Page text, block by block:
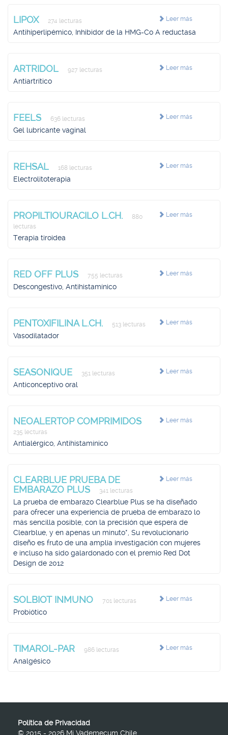
Leer más
LIPOX 274 lecturas
Antihiperlipémico, Inhibidor de la HMG-Co A reductasa
Leer más
ARTRIDOL 927 lecturas
Antiartrítico
Leer más
FEELS 636 lecturas
Gel lubricante vaginal
Leer más
REHSAL 168 lecturas
Electrolitoterapia
Leer más
PROPILTIOURACILO L.CH.
880
lecturas
Terapia tiroidea
Leer más
RED OFF PLUS 755 lecturas
Descongestivo, Antihistamínico
Leer más
PENTOXIFILINA L.CH. 513 lecturas
Vasodilatador
Leer más
SEASONIQUE 351 lecturas
Anticonceptivo oral
Leer más
NEOALERTOP COMPRIMIDOS
235 lecturas
Antialérgico, Antihistamínico
Leer más
CLEARBLUE PRUEBA DE
EMBARAZO PLUS
341 lecturas
La prueba de embarazo Clearblue Plus se ha diseñado
para ofrecer una experiencia de prueba de embarazo lo
más sencilla posible, con la precisión que espera de
Clearblue, y en apenas un minuto*, Su revolucionario
diseño es fruto de una amplia investigación con mujeres
e incluso ha sido galardonado con el premio Red Dot
Design de 2012
Leer más
SOLBIOT INMUNO 701 lecturas
Probiótico
Leer más
TIMAROL-PAR 986 lecturas
Analgésico
Política de Privacidad
© 2015 - 2026 Mi Vademecum Chile